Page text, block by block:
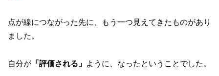
点が線につながった先に、もう一つ見えてきたものがあり
ました。
自分が 「評価される」 ように、なったということでした。